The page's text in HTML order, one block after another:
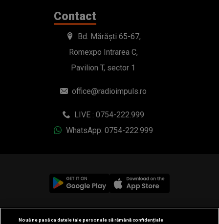
Contact
Bd. Mărăști 65-67,
Romexpo Intrarea C,
Pavilion T, sector 1
office@radioimpuls.ro
LIVE : 0754-222.999
WhatsApp: 0754-222.999
© 2019-2026 DOGAN MEDIA INTERNATIONAL SA, Toate
Nouă ne pasă ca datele tale personale să rămână confidențiale